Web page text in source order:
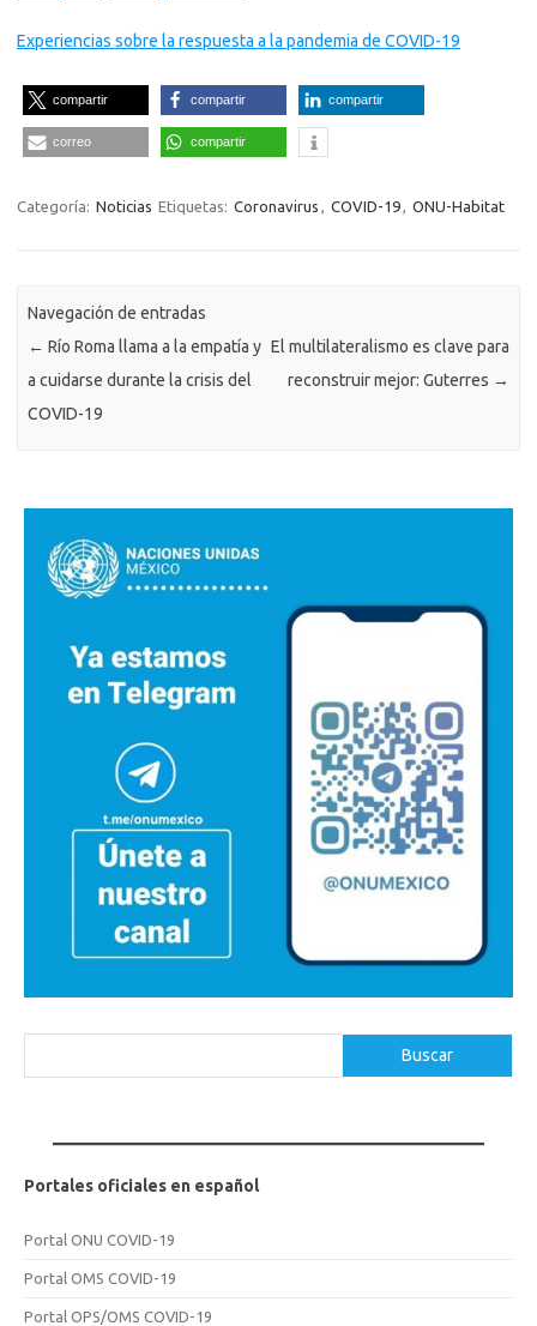
Experiencias sobre la respuesta a la pandemia de COVID-19
compartir compartir compartir
correo compartir
Categoría: Noticias Etiquetas: Coronavirus COVID-19 ONU-Habitat
Navegación de entradas
← Río Roma llama a la empatía y
a cuidarse durante la crisis del
COVID-19
El multilateralismo es clave para
reconstruir mejor: Guterres →
Buscar
Portales oficiales en español
Portal ONU COVID-19
Portal OMS COVID-19
Portal OPS/OMS COVID-19